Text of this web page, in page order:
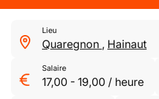
Lieu
Quaregnon , Hainaut
Salaire
17,00 - 19,00 / heure